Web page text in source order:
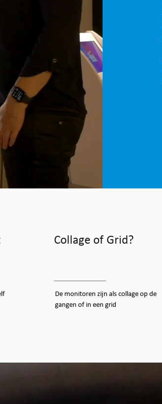
Collage of Grid?
De monitoren zijn als collage op de
gangen of in een grid